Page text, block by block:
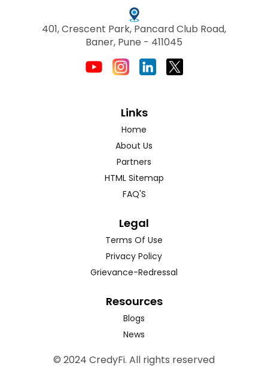
401, Crescent Park, Pancard Club Road,
Baner, Pune - 411045
Links
Home
About Us
Partners
HTML Sitemap
FAQ'S
Legal
Terms Of Use
Privacy Policy
Grievance-Redressal
Resources
Blogs
News
© 2024 CredyFi. All rights reserved